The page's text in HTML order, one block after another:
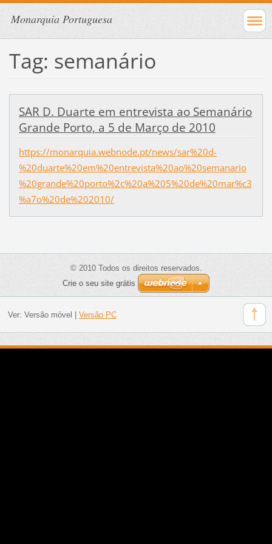
Monarquia Portuguesa
Tag: semanário
SAR D. Duarte em entrevista ao Semanário
Grande Porto, a 5 de Março de 2010
https://monarquia.webnode.pt/news/sar%20d-
%20duarte%20em%20entrevista%20ao%20semanario
%20grande%20porto%2c%20a%205%20de%20mar%c3
%a7o%20de%202010/
© 2010 Todos os direitos reservados.
Crie o seu site grátis
Ver: Versão móvel Versão PC